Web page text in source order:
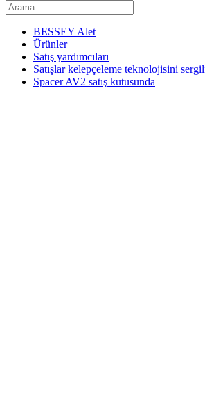
BESSEY Alet
Ürünler
Satış yardımcıları
Satışlar kelepçeleme teknolojisini
Spacer AV2 satış kutusunda